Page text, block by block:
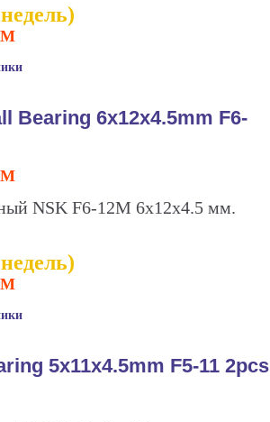
Bearing 6x12x4.5mm F6-
NSK F6-12M 6х12х4.5 мм.
5x11x4.5mm F5-11 2pcs